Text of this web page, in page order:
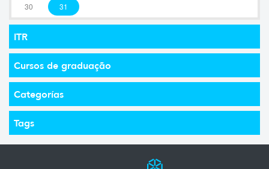
30 31
ITR
Cursos de graduação
Categorías
Tags